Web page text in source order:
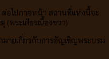
ต่อไปภายหน้า สถานที่แห่งนี้จะ
พระเศียรเบื้องขวา)
มายเกี่ยวกับการอัญเชิญพระบรม